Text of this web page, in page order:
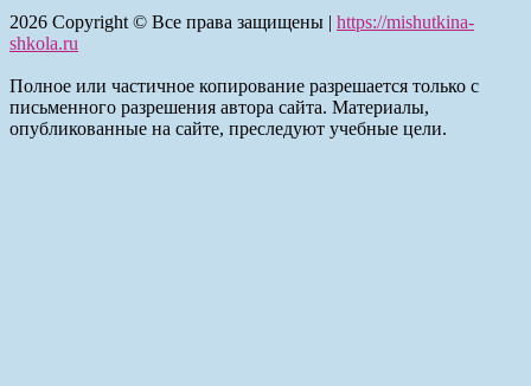
2026 Copyright © Все права защищены | https://mishutkina-
shkola.ru
Полное или частичное копирование разрешается только с
письменного разрешения автора сайта. Материалы,
опубликованные на сайте, преследуют учебные цели.